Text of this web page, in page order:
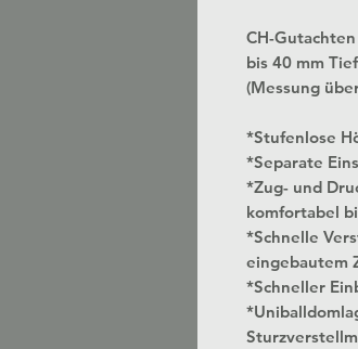
CH-Gutachten
bis 40 mm
(Messung
*Stufenlose
*Separate
*Zug- und
komfortabel
*Schnelle
eingebautem
*Schneller